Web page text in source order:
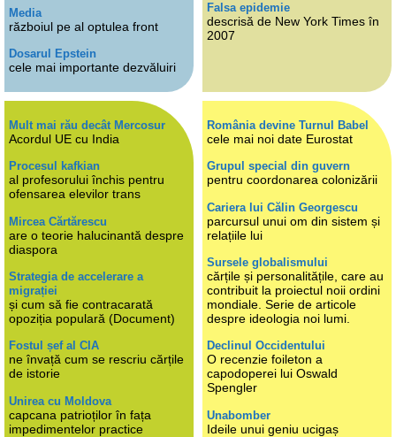
Media
războiul pe al optulea front
Dosarul Epstein
cele mai importante dezvăluiri
Falsa epidemie
descrisă de New York Times în
2007
Mult mai rău decât Mercosur
Acordul UE cu India
Procesul kafkian
al profesorului închis pentru
ofensarea elevilor trans
Mircea Cărtărescu
are o teorie halucinantă despre
diaspora
Strategia de accelerare a
migrației
și cum să fie contracarată
opoziția populară (Document)
Fostul șef al CIA
ne învață cum se rescriu cărțile
de istorie
Unirea cu Moldova
capcana patrioților în fața
impedimentelor practice
România devine Turnul Babel
cele mai noi date Eurostat
Grupul special din guvern
pentru coordonarea colonizării
Cariera lui Călin Georgescu
parcursul unui om din sistem și
relațiile lui
Sursele globalismului
cărțile și personalitățile, care au
contribuit la proiectul noii ordini
mondiale. Serie de articole
despre ideologia noi lumi.
Declinul Occidentului
O recenzie foileton a
capodoperei lui Oswald
Spengler
Unabomber
Ideile unui geniu ucigaș